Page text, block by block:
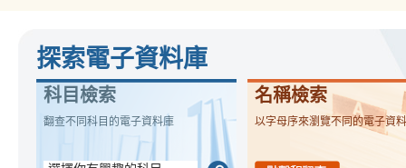
探索電子資料庫
科目檢索
翻查不同科目的電子資料庫
名稱檢索
以字母序來瀏覽不同的電子資